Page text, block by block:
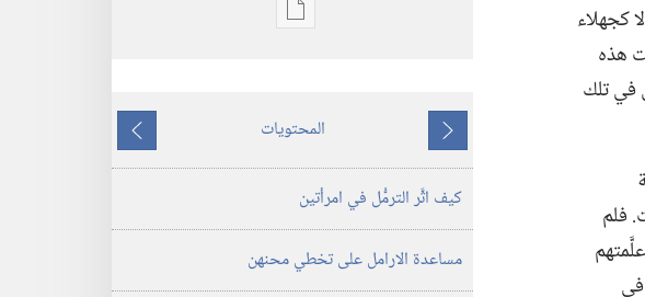
كجهلاء
هذه
في تلك
فلم
خيارات
المراقبة
(‏الطبعة
١‏ ‏‎أيار/
مايو‏
ما
يسبق
المحتويات
ما
يلي
كيف اثَّر الترمُّل في امرأتين
مساعدة الارامل على تخطي محنهن